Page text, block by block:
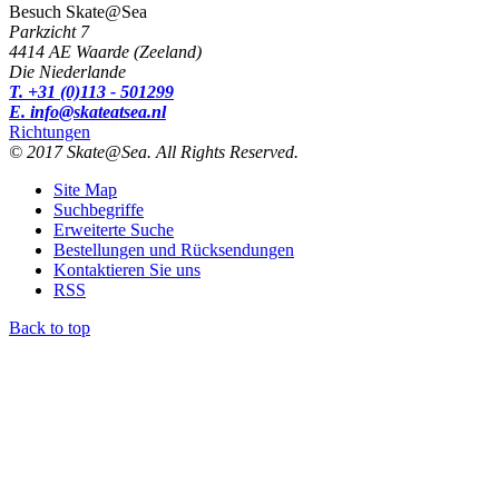
Besuch Skate@Sea
Parkzicht 7
4414 AE Waarde (Zeeland)
Die Niederlande
T. +31 (0)113 - 501299
E. info@skateatsea.nl
Richtungen
© 2017 Skate@Sea. All Rights Reserved.
Site Map
Suchbegriffe
Erweiterte Suche
Bestellungen und Rücksendungen
Kontaktieren Sie uns
RSS
Back to top